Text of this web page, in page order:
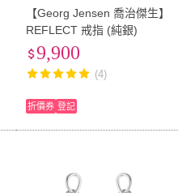
【Georg Jensen 喬治傑生】
REFLECT 戒指 (純銀)
9,900
(4)
折價券 登記